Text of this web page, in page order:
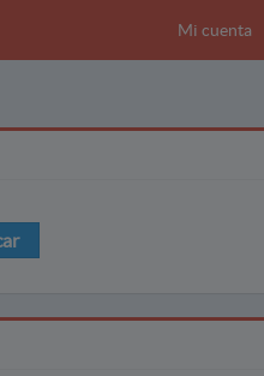
Mi cuenta